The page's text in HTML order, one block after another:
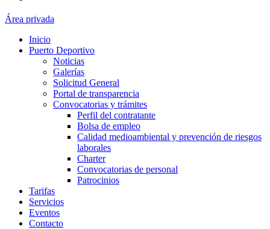
Área privada
Inicio
Puerto Deportivo
Noticias
Galerías
Solicitud General
Portal de transparencia
Convocatorias y trámites
Perfil del contratante
Bolsa de empleo
Calidad medioambiental y prevención de riesgos
laborales
Charter
Convocatorias de personal
Patrocinios
Tarifas
Servicios
Eventos
Contacto